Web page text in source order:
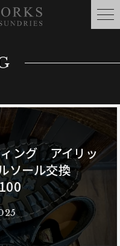
ング アイリッ
ソール交換